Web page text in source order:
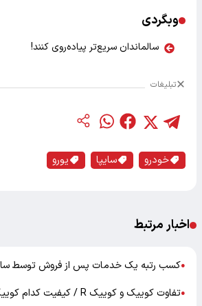
وبگردی
سالماندان سریع‌تر پیاده‌روی کنند!
تبلیغات
خودرو سایپا یورو
اخبار مرتبط
●کسب رتبه یک خدمات پس از فروش توسط
●تفاوت کوییک و کوییک R / کیفیت کدام کوییک بهتر است؟